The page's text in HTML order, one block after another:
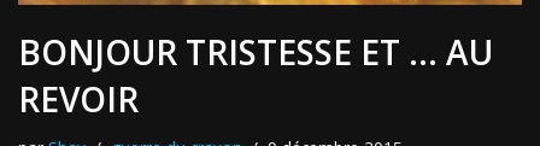
BONJOUR TRISTESSE ET … AU
REVOIR